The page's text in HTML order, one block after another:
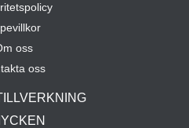
oss
oss